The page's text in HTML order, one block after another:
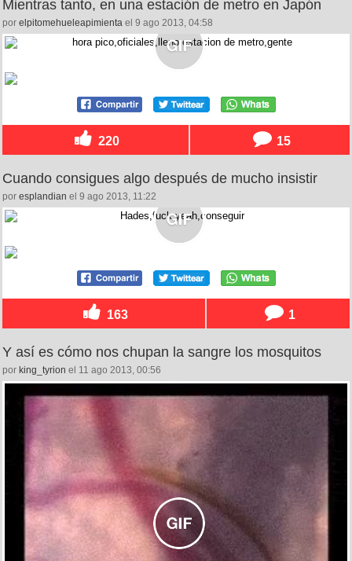
Mientras tanto, en una estación de metro en Japón
por elpitomehueleapimienta el 9 ago 2013, 04:58
220 15
Cuando consigues algo después de mucho insistir
por esplandian el 9 ago 2013, 11:22
163 1
Y así es cómo nos chupan la sangre los mosquitos
por king_tyrion el 11 ago 2013, 00:56